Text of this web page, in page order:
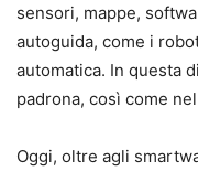
sensori, mappe,
autoguida, come i
automatica. In questa
padrona, così come
Oggi, oltre agli